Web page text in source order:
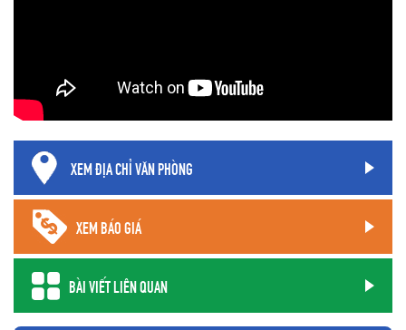
XEM ĐỊA CHỈ VĂN PHÒNG
XEM BÁO GIÁ
BÀI VIẾT LIÊN QUAN